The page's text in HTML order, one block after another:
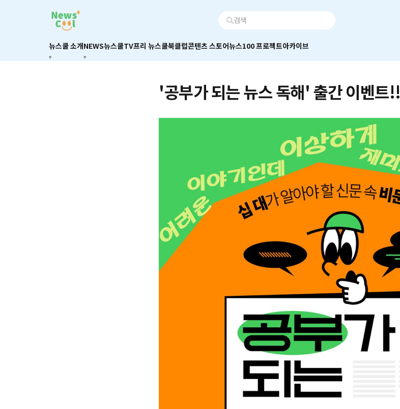
뉴스쿨 소개NEWS뉴스쿨TV프리 뉴스쿨북클럽콘텐츠 스토어뉴스100 프로젝트아카이브
'공부가 되는 뉴스 독해' 출간 이벤트!!